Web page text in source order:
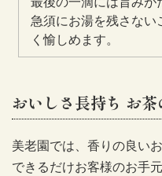
急須にお湯を残さない
く愉しめます。
おいしさ長持ち お
美老園では、香りの良い
できるだけお客様のお手